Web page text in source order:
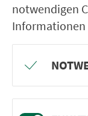
notwendigen
Informationen